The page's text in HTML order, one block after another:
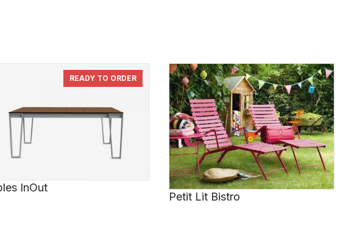
READY TO ORDER
InOut
Petit Lit Bistro